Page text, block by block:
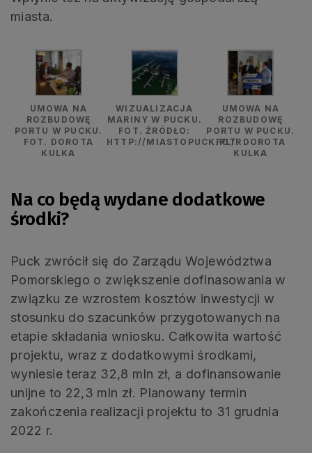
miasta.
UMOWA NA
ROZBUDOWĘ
PORTU W PUCKU.
FOT. DOROTA
KULKA
WIZUALIZACJA
MARINY W PUCKU.
FOT. ŹRÓDŁO:
HTTP://MIASTOPUCK.PL/R
UMOWA NA
ROZBUDOWĘ
PORTU W PUCKU.
FOT. DOROTA
KULKA
Na co będą wydane dodatkowe
środki?
Puck zwrócił się do Zarządu Województwa
Pomorskiego o zwiększenie dofinasowania w
związku ze wzrostem kosztów inwestycji w
stosunku do szacunków przygotowanych na
etapie składania wniosku. Całkowita wartość
projektu, wraz z dodatkowymi środkami,
wyniesie teraz 32,8 mln zł, a dofinansowanie
unijne to 22,3 mln zł. Planowany termin
zakończenia realizacji projektu to 31 grudnia
2022 r.